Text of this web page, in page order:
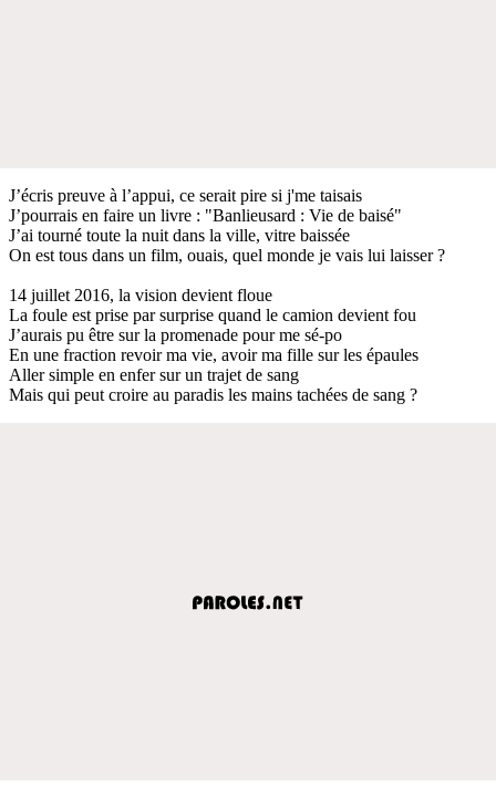
J’écris preuve à l’appui, ce serait pire si j'me taisais
J’pourrais en faire un livre : "Banlieusard : Vie de baisé"
J’ai tourné toute la nuit dans la ville, vitre baissée
On est tous dans un film, ouais, quel monde je vais lui laisser ?
14 juillet 2016, la vision devient floue
La foule est prise par surprise quand le camion devient fou
J’aurais pu être sur la promenade pour me sé-po
En une fraction revoir ma vie, avoir ma fille sur les épaules
Aller simple en enfer sur un trajet de sang
Mais qui peut croire au paradis les mains tachées de sang ?